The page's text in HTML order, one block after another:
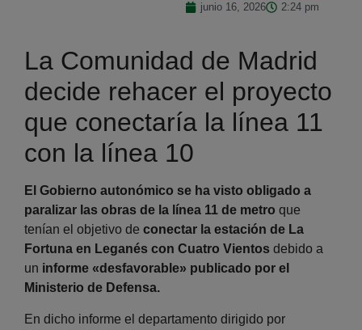
junio 16, 2026 2:24 pm
La Comunidad de Madrid
decide rehacer el proyecto
que conectaría la línea 11
con la línea 10
El Gobierno autonómico se ha visto obligado a
paralizar las obras de la línea 11 de metro que
tenían el objetivo de conectar la estación de La
Fortuna en Leganés con Cuatro Vientos debido a
un informe «desfavorable» publicado por el
Ministerio de Defensa.
En dicho informe el departamento dirigido por